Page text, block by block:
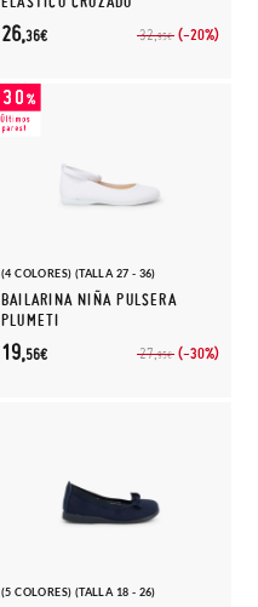
32,95€ (-20%)
26,36€
(4 COLORES) (TALLA 27 - 36)
BAILARINA NIÑA PULSERA
PLUMETI
27,95€ (-30%)
19,56€
(5 COLORES) (TALLA 18 - 26)